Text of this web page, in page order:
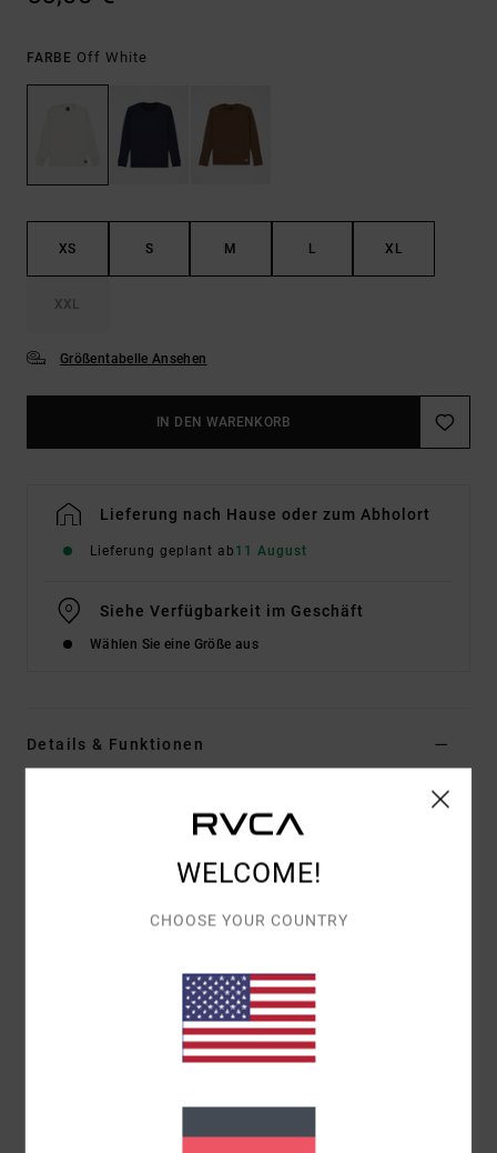
FARBE Off White
XS S M L XL
XXL
Größentabelle Ansehen
IN DEN WARENKORB
Lieferung nach Hause oder zum Abholort
Lieferung geplant ab 11 August
Siehe Verfügbarkeit im Geschäft
Wählen Sie eine Größe aus
Details & Funktionen
Farbcodeoff
Materialzusammensetzung:60 % Baumwolle, 40 %
Regular Fit
Tagschicht-Etikett Am Saum
Zusammensetzung[Hauptstoff] 60 % Baumwolle, 40 %
WELCOME!
CHOOSE YOUR COUNTRY